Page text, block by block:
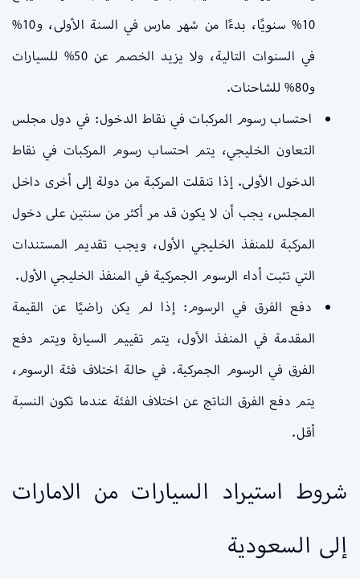
10% سنويًا، بدءًا من شهر مارس في السنة الأولى، و10%
في السنوات التالية، ولا يزيد الخصم عن 50% للسيارات
و80% للشاحنات.
احتساب رسوم المركبات في نقاط الدخول: في دول مجلس
التعاون الخليجي، يتم احتساب رسوم المركبات في نقاط
الدخول الأولى. إذا تنقلت المركبة من دولة إلى أخرى داخل
المجلس، يجب أن لا يكون قد مر أكثر من سنتين على دخول
المركبة للمنفذ الخليجي الأول، ويجب تقديم المستندات
التي تثبت أداء الرسوم الجمركية في المنفذ الخليجي الأول.
دفع الفرق في الرسوم: إذا لم يكن راضيًا عن القيمة
المقدمة في المنفذ الأول، يتم تقييم السيارة ويتم دفع
الفرق في الرسوم الجمركية. في حالة اختلاف فئة الرسوم،
يتم دفع الفرق الناتج عن اختلاف الفئة عندما تكون النسبة
أقل.
شروط استيراد السيارات من الامارات
إلى السعودية